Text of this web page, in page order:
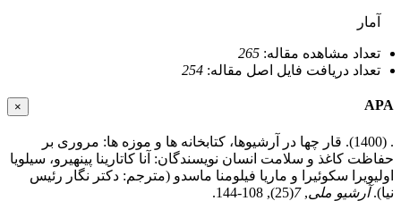
آمار
تعداد مشاهده مقاله: 265
تعداد دریافت فایل اصل مقاله: 254
× APA
. (1400). قار چها در آرشیوها، کتابخانه ها و موزه ها: مروری بر
حفاظت کاغذ و سلامت انسان نویسندگان: آنا کاتارینا پینهیرو، سیلویا
اولیویرا سکوئیرا و ماریا فیلومنا ماسدو (مترجم: دکتر نگار رئیس
نیا).آرشیو ملی,
7
(25), 108-144.